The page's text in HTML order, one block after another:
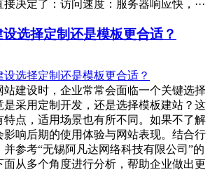
决定了：访问速度：服务器响应快，···
选择定制还是模板更合适？
站建设时，企业常常会面临一个关键选择
采用定制开发，还是选择模板建站？这
特点，适用场景也有所不同。如果不了解
影响后期的使用体验与网站表现。结合行
并参考“无锡阿凡达网络科技有限公司”的
面从多个角度进行分析，帮助企业做出更